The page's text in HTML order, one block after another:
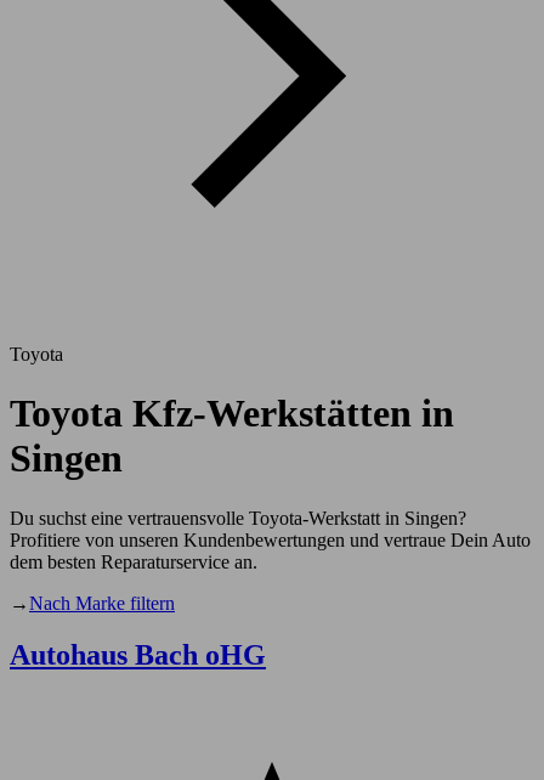
Toyota
Toyota Kfz-Werkstätten in
Singen
Du suchst eine vertrauensvolle Toyota-Werkstatt in Singen?
Profitiere von unseren Kundenbewertungen und vertraue Dein Auto
dem besten Reparaturservice an.
→Nach Marke filtern
Autohaus Bach oHG